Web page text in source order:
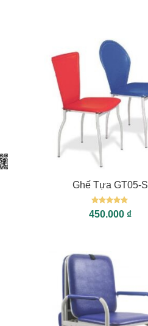
+
Ghế Tựa GT05-S
Được xếp
hạng55
450.000 ₫